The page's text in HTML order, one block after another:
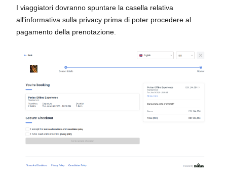
I viaggiatori dovranno spuntare la casella relativa
all'informativa sulla privacy prima di poter procedere al
pagamento della prenotazione.